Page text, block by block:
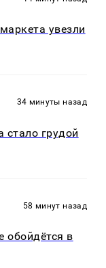
увезли
34 минуты назад
стало грудой
58 минут назад
обойдётся в